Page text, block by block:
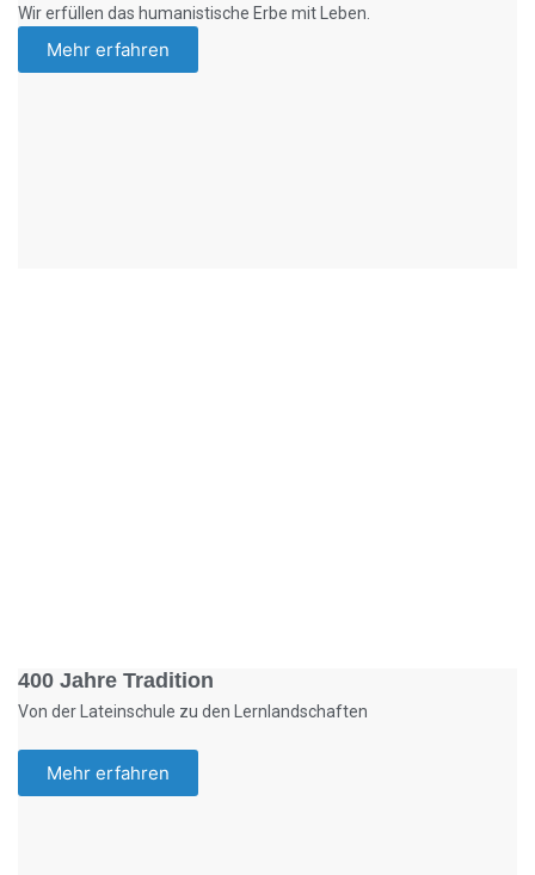
Wir erfüllen das humanistische Erbe mit Leben.
Mehr erfahren
400 Jahre Tradition
Von der Lateinschule zu den Lernlandschaften
Mehr erfahren